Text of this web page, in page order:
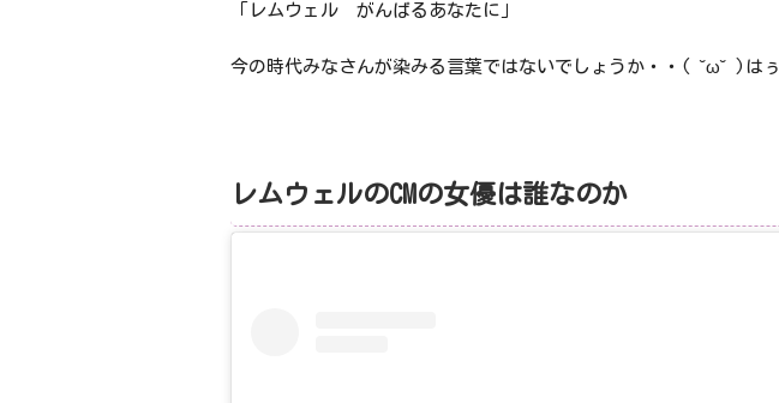
「レムウェル がんばるあなたに」
今の時代みなさんが染みる言葉ではないでしょうか・・( ˘ω˘ )はぅ
レムウェルのCMの女優は誰なのか